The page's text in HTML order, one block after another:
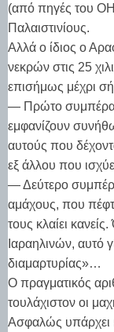
(από πηγές του
Παλαιστινίους.
Αλλά ο ίδιος ο
νεκρών στις 25
επισήμως μέχρι
— Πρώτο
εμφανίζουν
αυτούς που
εξ άλλου που
— Δεύτερο
αμάχους, που
τους κλαίει
Ιαραηλινών, αυτό
διαμαρτυρίας»…
Ο πραγματικός
τουλάχιστον οι
Ασφαλώς υπάρχει